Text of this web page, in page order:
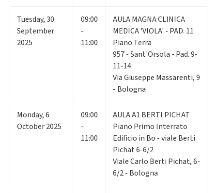
Tuesday,30
September
2025
09:00
-
11:00
AULA MAGNA CLINICA
MEDICA 'VIOLA' - PAD. 11
Piano Terra
957 - Sant'Orsola - Pad. 9-
11-14
Via Giuseppe Massarenti, 9
- Bologna
Monday,6
October 2025
09:00
-
11:00
AULA A1 BERTI PICHAT
Piano Primo Interrato
Edificio in Bo - viale Berti
Pichat 6-6/2
Viale Carlo Berti Pichat, 6-
6/2 - Bologna